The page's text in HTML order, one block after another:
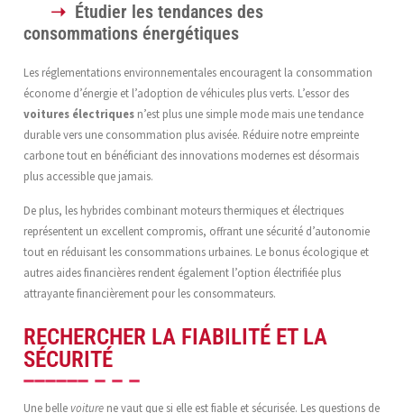
Étudier les tendances des
consommations énergétiques
Les réglementations environnementales encouragent la consommation
économe d’énergie et l’adoption de véhicules plus verts. L’essor des
voitures électriquesn’est plus une simple mode mais une tendance
durable vers une consommation plus avisée. Réduire notre empreinte
carbone tout en bénéficiant des innovations modernes est désormais
plus accessible que jamais.
De plus, les hybrides combinant moteurs thermiques et électriques
représentent un excellent compromis, offrant une sécurité d’autonomie
tout en réduisant les consommations urbaines. Le bonus écologique et
autres aides financières rendent également l’option électrifiée plus
attrayante financièrement pour les consommateurs.
RECHERCHER LA FIABILITÉ ET LA
SÉCURITÉ
Une bellevoiturene vaut que si elle est fiable et sécurisée. Les questions de